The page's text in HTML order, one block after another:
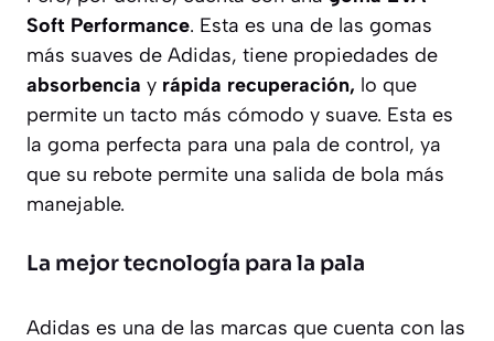
Soft Performance. Esta es una de las gomas
más suaves de Adidas, tiene propiedades de
absorbencia y rápida recuperación, lo que
permite un tacto más cómodo y suave. Esta es
la goma perfecta para una pala de control, ya
que su rebote permite una salida de bola más
manejable.
La mejor tecnología para la pala
Adidas es una de las marcas que cuenta con las